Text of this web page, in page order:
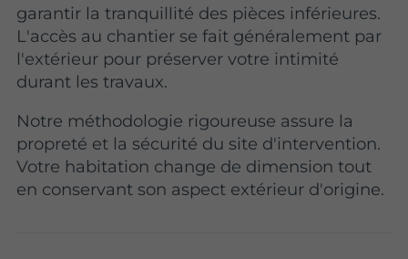
garantir la tranquillité des pièces inférieures.
L'accès au chantier se fait généralement par
l'extérieur pour préserver votre intimité
durant les travaux.
Notre méthodologie rigoureuse assure la
propreté et la sécurité du site d'intervention.
Votre habitation change de dimension tout
en conservant son aspect extérieur d'origine.